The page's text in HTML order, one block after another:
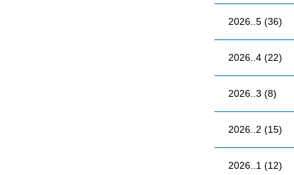
2026..5 (36)
2026..4 (22)
2026..3 (8)
2026..2 (15)
2026..1 (12)